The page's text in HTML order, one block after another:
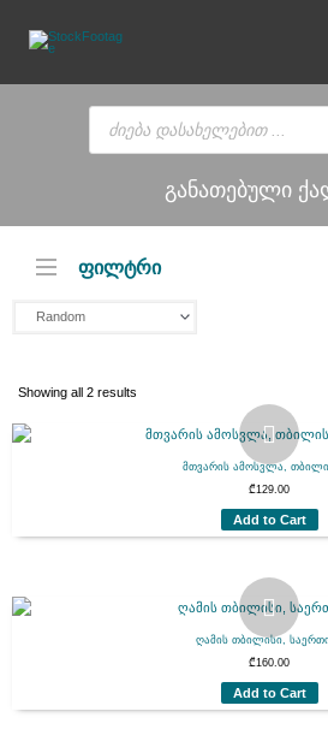
content
Products
search
განათებული
ფილტრი
Showing all 2 results
მთვარის ამოსვლა,
₾129.00
Add to Cart
ღამის თბილისი,
₾160.00
Add to Cart